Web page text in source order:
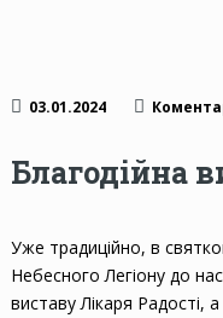
03.01.2024
Благодійна
Уже традиційно, в
Небесного Легіону до
виставу Лікаря Радості,